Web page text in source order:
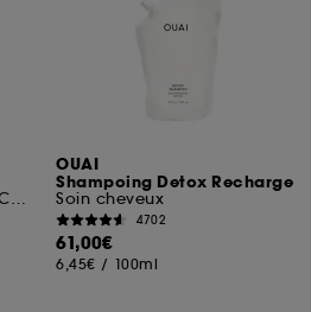
Huile-en-Sérum Jeunesse Cuir Chevelu et Cheveux
OUAI
Shampoing Detox Recharge
Soin cheveux
4702
61,00€
6,45€ / 100ml